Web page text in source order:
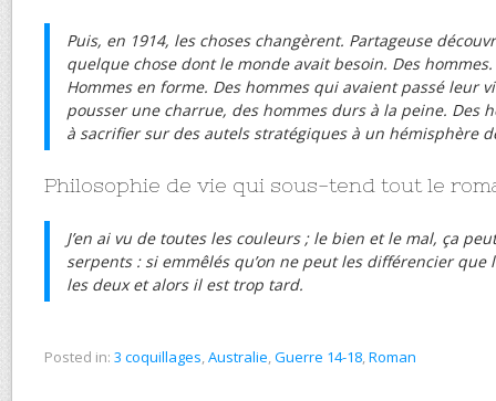
Puis, en 1914, les choses changèrent. Partageuse
quelque chose dont le monde avait besoin. Des
Hommes en forme. Des hommes qui avaient passé leur
pousser une charrue, des hommes durs à la peine. Des
à sacrifier sur des autels stratégiques à un hémisphère
Philosophie de vie qui sous-tend tout le
J’en ai vu de toutes les couleurs ; le bien et le mal, ça
serpents : si emmêlés qu’on ne peut les différencier que
les deux et alors il est trop tard.
Posted in: 3 coquillages,Australie,Guerre 14-18,Roman